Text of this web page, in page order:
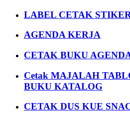
LABEL CETAK
AGENDA KERJA
CETAK BUKU
Cetak MAJALAH
BUKU KATALOG
CETAK DUS KUE